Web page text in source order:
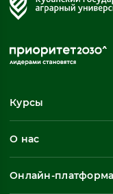
Курсы
Повышение
Профессиональная
О нас
Онлайн-платформа